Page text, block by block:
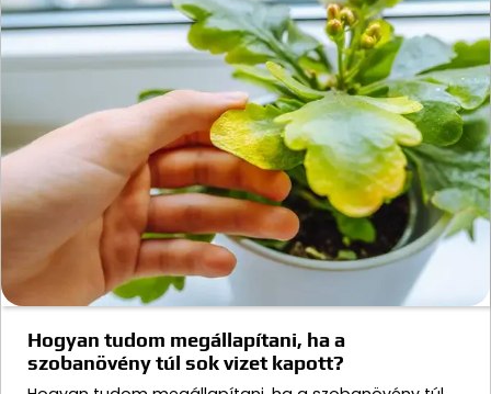
Hogyan tudom megállapítani, ha a
szobanövény túl sok vizet kapott?